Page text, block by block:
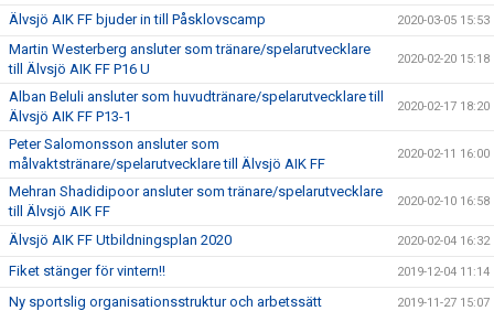
Älvsjö AIK FF bjuder in till Påsklovscamp 2020-03-05 15:53
Martin Westerberg ansluter som tränare/spelarutvecklare
till Älvsjö AIK FF P16 U
2020-02-20 15:18
Alban Beluli ansluter som huvudtränare/spelarutvecklare till
Älvsjö AIK FF P13-1
2020-02-17 18:20
Peter Salomonsson ansluter som
målvaktstränare/spelarutvecklare till Älvsjö AIK FF
2020-02-11 16:00
Mehran Shadidipoor ansluter som tränare/spelarutvecklare
till Älvsjö AIK FF
2020-02-10 16:58
Älvsjö AIK FF Utbildningsplan 2020 2020-02-04 16:32
Fiket stänger för vintern!! 2019-12-04 11:14
Ny sportslig organisationsstruktur och arbetssätt 2019-11-27 15:07